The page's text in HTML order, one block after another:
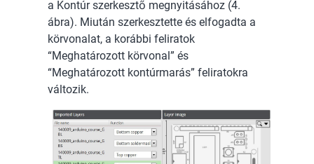
a Kontúr szerkesztő megnyitásához (4.
ábra). Miután szerkesztette és elfogadta a
körvonalat, a korábbi feliratok
“Meghatározott körvonal” és
“Meghatározott kontúrmarás” feliratokra
változik.